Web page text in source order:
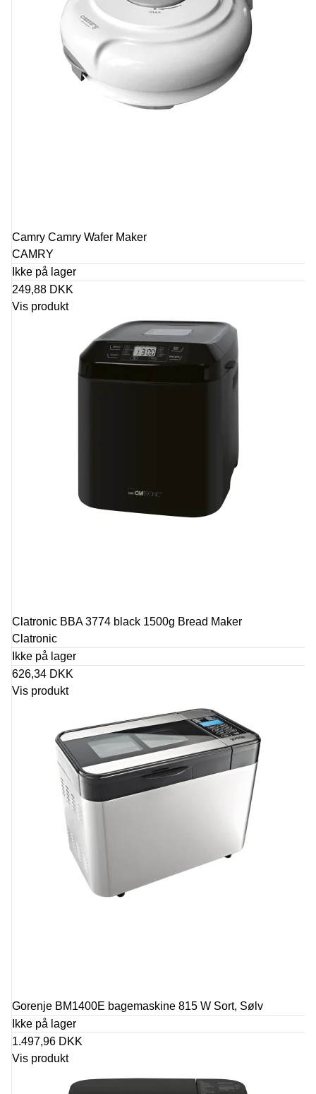
Camry Camry Wafer Maker
CAMRY
Ikke på lager
249,88 DKK
Vis produkt
Clatronic BBA 3774 black 1500g Bread Maker
Clatronic
Ikke på lager
626,34 DKK
Vis produkt
Gorenje BM1400E bagemaskine 815 W Sort, Sølv
Ikke på lager
1.497,96 DKK
Vis produkt